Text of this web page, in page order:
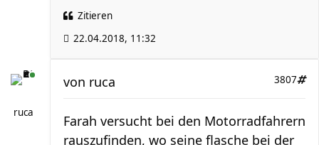
Zitieren
22.04.2018, 11:32
ruca
3807
von ruca
Farah versucht bei den Motorradfahrern
rauszufinden, wo seine flasche bei der